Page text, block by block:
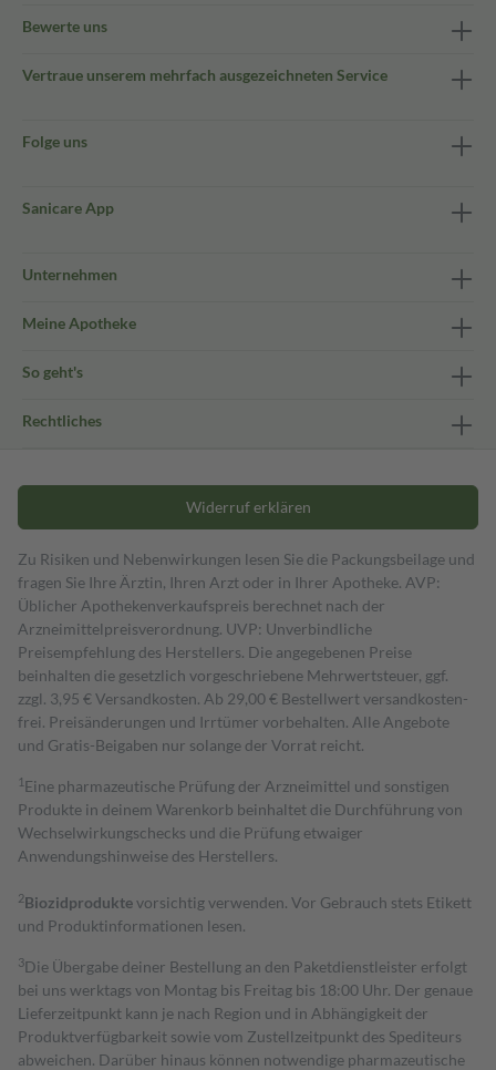
Bewerte uns
Vertraue unserem mehrfach ausgezeichneten Service
Folge uns
Sanicare App
Unternehmen
Meine Apotheke
So geht's
Rechtliches
Widerruf erklären
Zu Risiken und Nebenwirkungen lesen Sie die Packungsbeilage und
fragen Sie Ihre Ärztin, Ihren Arzt oder in Ihrer Apotheke. AVP:
Üblicher Apothekenverkaufspreis berechnet nach der
Arzneimittelpreisverordnung. UVP: Unverbindliche
Preisempfehlung des Herstellers. Die angegebenen Preise
beinhalten die gesetzlich vorgeschriebene Mehrwertsteuer, ggf.
zzgl. 3,95 € Versandkosten. Ab 29,00 € Bestell­wert versand­kosten­
frei. Preisänderungen und Irrtümer vorbehalten. Alle Angebote
und Gratis-Beigaben nur solange der Vorrat reicht.
1 Eine pharmazeutische Prüfung der Arzneimittel und sonstigen
Produkte in deinem Warenkorb beinhaltet die Durchführung von
Wechselwirkungschecks und die Prüfung etwaiger
Anwendungshinweise des Herstellers.
2Biozidproduktevorsichtig verwenden. Vor Gebrauch stets Etikett
und Produktinformationen lesen.
3Die Übergabe deiner Bestellung an den Paketdienstleister erfolgt
bei uns werktags von Montag bis Freitag bis 18:00 Uhr. Der genaue
Lieferzeitpunkt kann je nach Region und in Abhängigkeit der
Produktverfügbarkeit sowie vom Zustellzeitpunkt des Spediteurs
abweichen. Darüber hinaus können notwendige pharmazeutische